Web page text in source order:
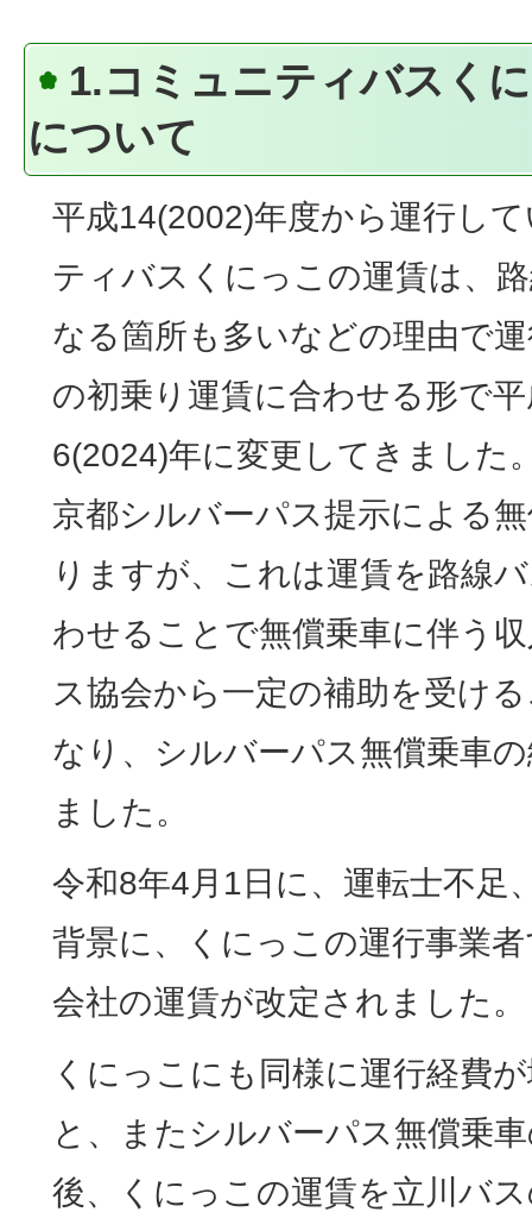
1.コミュニティバスく
について
平成14(2002)年度から運行し
ティバスくにっこの運賃は、
なる箇所も多いなどの理由で
の初乗り運賃に合わせる形で
6(2024)年に変更してきました
京都シルバーパス提示による
りますが、これは運賃を路線
わせることで無償乗車に伴う
ス協会から一定の補助を受け
なり、シルバーパス無償乗車
ました。
令和8年4月1日に、運転士不足
背景に、くにっこの運行事業
会社の運賃が改定されました。
くにっこにも同様に運行経費
と、またシルバーパス無償乗
後、くにっこの運賃を立川バ